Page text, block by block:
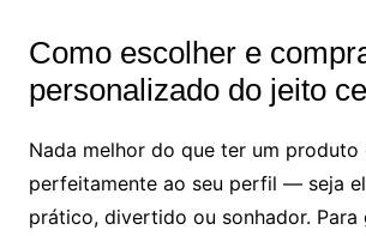
Como escolher e
personalizado do jeito
Nada melhor do que ter um produto
perfeitamente ao seu perfil — seja
prático, divertido ou sonhador. Para